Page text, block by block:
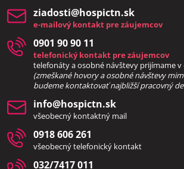
ziadosti​@hospictn​.sk
e-mailový kontakt pre záujemcov
0901 90 90 11
telefonický kontakt pre záujemcov
telefonáty a osobné návštevy prijímame v
(zmeškané hovory a osobné návštevy
budeme kontaktovať najbližší pracovný
info​@hospictn​.sk
všeobecný kontaktný mail
0918 606 261
všeobecný telefonický kontakt
032/7417 011